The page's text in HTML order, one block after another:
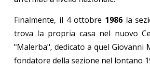
Finalmente, il 4 ottobre 1986 la
trova la propria casa nel nuovo
"Malerba", dedicato a quel Giovanni
fondatore della sezione nel lontano